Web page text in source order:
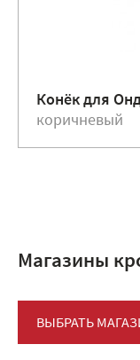
Конёк для
коричневый
Магазины
ВЫБРАТЬ